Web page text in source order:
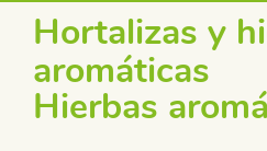
Hortalizas y
aromáticas
Hierbas